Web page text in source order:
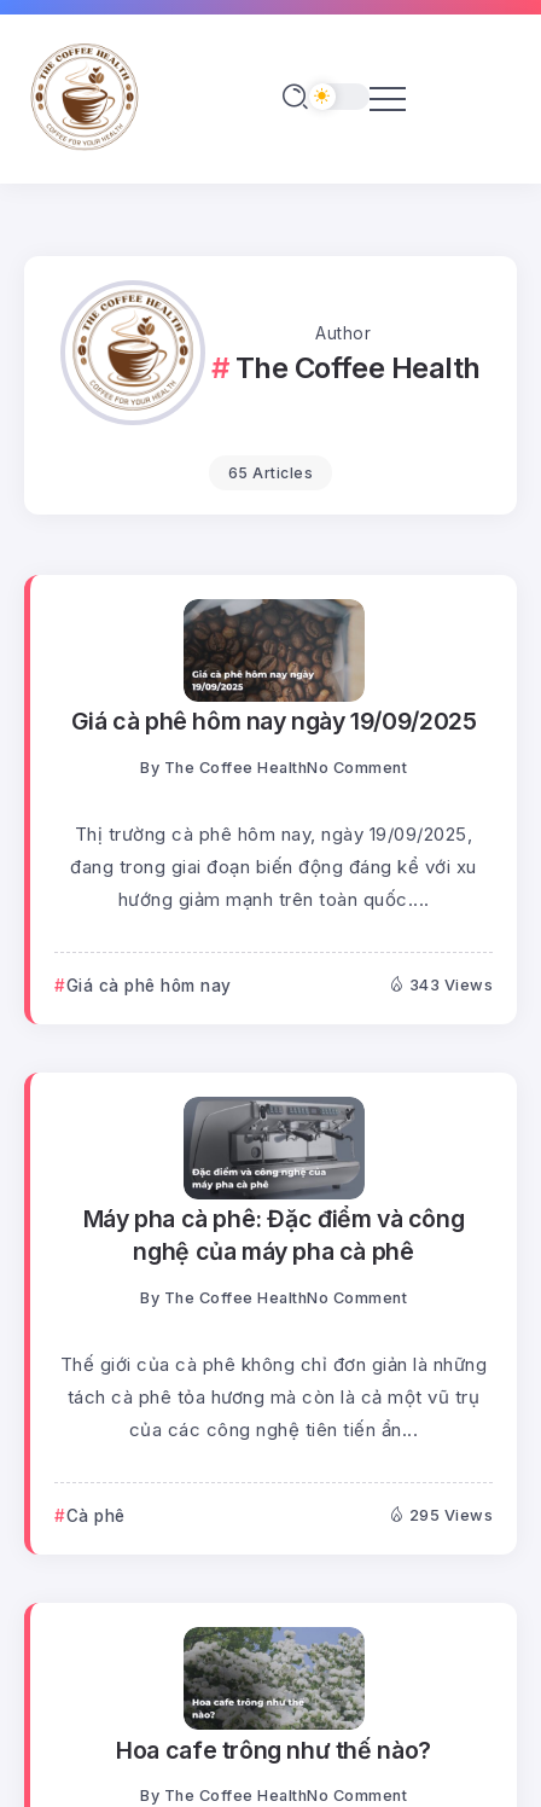
Author
The Coffee Health
65 Articles
Giá cà phê hôm nay ngày 19/09/2025
By The Coffee HealthNo Comment
Thị trường cà phê hôm nay, ngày 19/09/2025,
đang trong giai đoạn biến động đáng kể với xu
hướng giảm mạnh trên toàn quốc....
Giá cà phê hôm nay 343 Views
Máy pha cà phê: Đặc điểm và công
nghệ của máy pha cà phê
By The Coffee HealthNo Comment
Thế giới của cà phê không chỉ đơn giản là những
tách cà phê tỏa hương mà còn là cả một vũ trụ
của các công nghệ tiên tiến ẩn...
Cà phê 295 Views
Hoa cafe trông như thế nào?
By The Coffee HealthNo Comment